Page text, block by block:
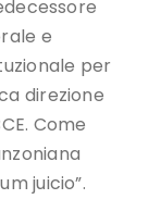
e
per
direzione
Come
juicio”.